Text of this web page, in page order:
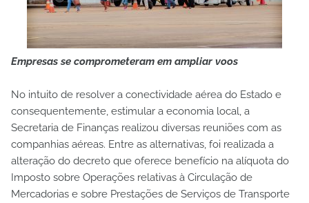
Empresas se comprometeram em ampliar voos
No intuito de resolver a conectividade aérea do Estado e
consequentemente, estimular a economia local, a
Secretaria de Finanças realizou diversas reuniões com as
companhias aéreas. Entre as alternativas, foi realizada a
alteração do decreto que oferece benefício na alíquota do
Imposto sobre Operações relativas à Circulação de
Mercadorias e sobre Prestações de Serviços de Transporte